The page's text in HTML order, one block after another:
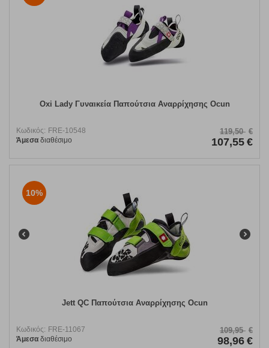
Oxi Lady Γυναικεία Παπούτσια Αναρρίχησης Ocun
Κωδικός: FRE-10548
Άμεσα διαθέσιμο
119,50 €
107,55 €
10%
Jett QC Παπούτσια Αναρρίχησης Ocun
Κωδικός: FRE-11067
Άμεσα διαθέσιμο
109,95 €
98,96 €